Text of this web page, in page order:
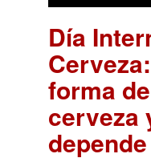
Día
forma
cerveza